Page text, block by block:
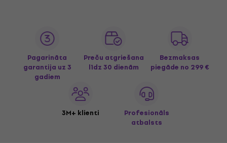
Pagarināta
garantija uz 3
gadiem
Preču atgriešana
līdz 30 dienām
Bezmaksas
piegāde no 299 €
3M+ klienti
Profesionāls
atbalsts